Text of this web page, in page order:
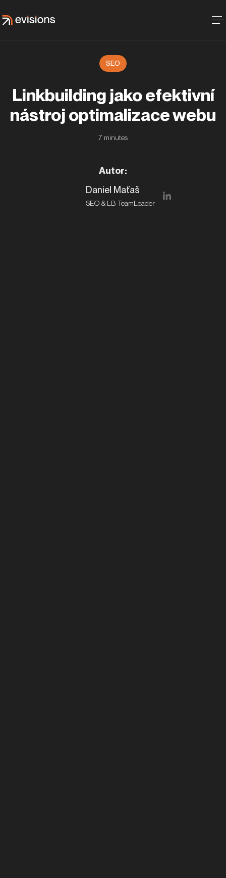
Linkbuilding jako efektivní
nástroj optimalizace webu
7 minutes
Autor:
Daniel Maťaš
SEO & LB TeamLeader
SEO